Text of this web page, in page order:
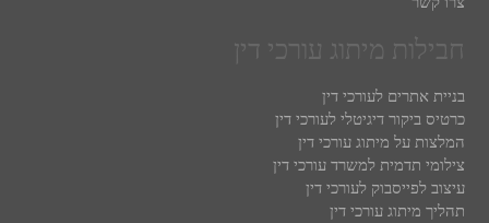
חבילות מיתוג עורכי דין
בניית אתרים לעורכי דין
כרטיס ביקור דיגיטלי לעורכי דין
המלצות על מיתוג עורכי דין
צילומי תדמית למשרד עורכי דין
עיצוב לפייסבוק לעורכי דין
תהליך מיתוג עורכי דין